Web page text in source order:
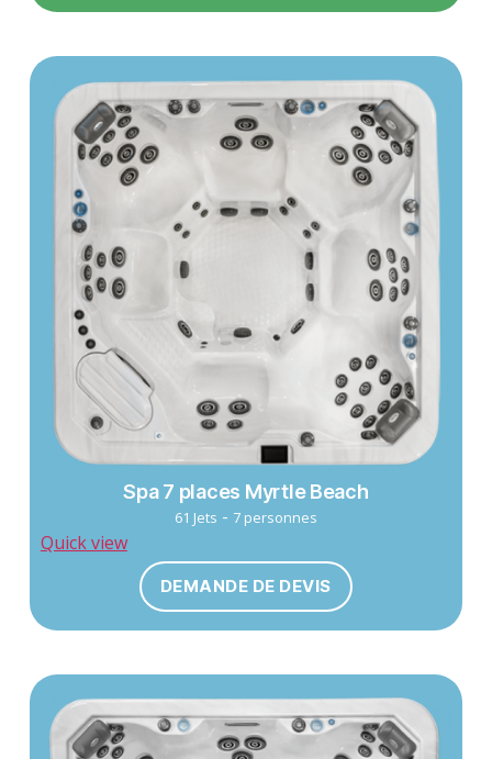
Spa 7 places Myrtle Beach
61 Jets - 7 personnes
Quick view
DEMANDE DE DEVIS